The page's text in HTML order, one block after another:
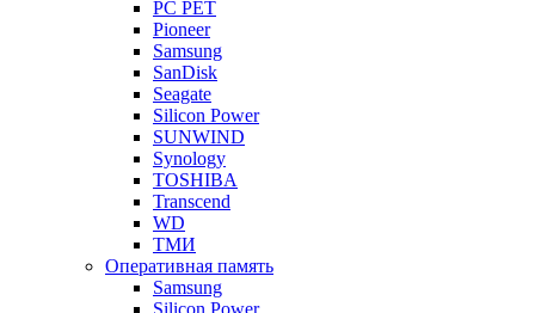
PC PET
Pioneer
Samsung
SanDisk
Seagate
Silicon Power
SUNWIND
Synology
TOSHIBA
Transcend
WD
ТМИ
Оперативная память
Samsung